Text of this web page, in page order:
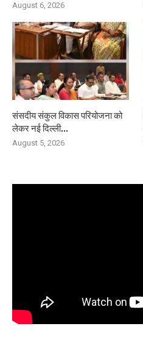
August 6, 2026
संसदीय संकुल विकास परियोजना को
लेकर नई दिल्ली...
August 5, 2026